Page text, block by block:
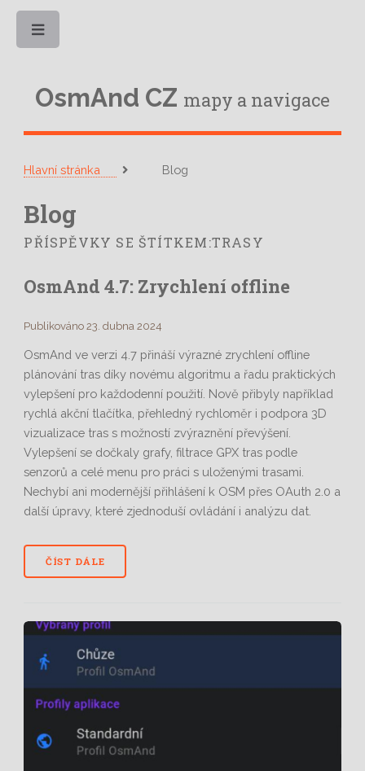
OsmAnd CZ mapy a navigace
Hlavní stránka Blog
Blog
PŘÍSPĚVKY SE ŠTÍTKEM:TRASY
OsmAnd 4.7: Zrychlení offline
Publikováno 23. dubna 2024
OsmAnd ve verzi 4.7 přináší výrazné zrychlení offline
plánování tras díky novému algoritmu a řadu praktických
vylepšení pro každodenní použití. Nově přibyly například
rychlá akční tlačítka, přehledný rychloměr i podpora 3D
vizualizace tras s možností zvýraznění převýšení.
Vylepšení se dočkaly grafy, filtrace GPX tras podle
senzorů a celé menu pro práci s uloženými trasami.
Nechybí ani modernější přihlášení k OSM přes OAuth 2.0 a
další úpravy, které zjednoduší ovládání i analýzu dat.
ČÍST DÁLE